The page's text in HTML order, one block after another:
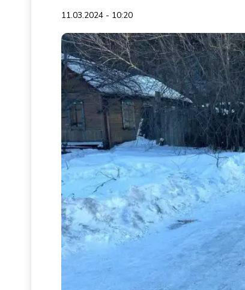
11.03.2024 - 10:20